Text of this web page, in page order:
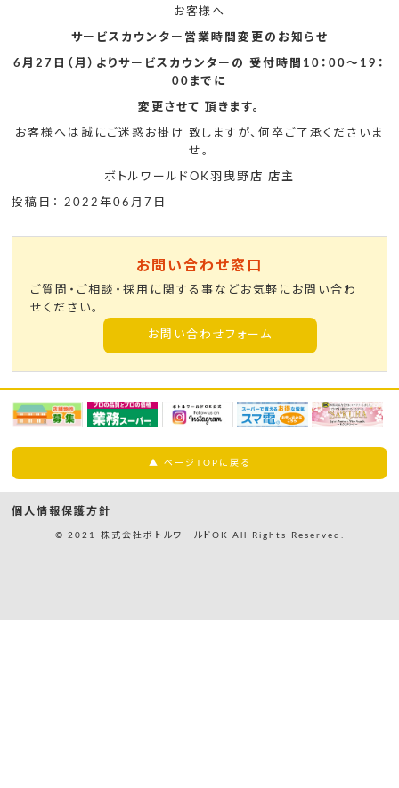
お客様へ
サービスカウンター営業時間変更のお知らせ
6月27日（月）よりサービスカウンターの 受付時間10：00～19：
00までに
変更させて 頂きます。
お客様へは誠にご迷惑お掛け 致しますが、何卒ご了承くださいま
せ。
ボトルワールドOK羽曳野店 店主
投稿日： 2022年06月7日
お問い合わせ窓口
ご質問・ご相談・採用に関する事などお気軽にお問い合わ
せください。
お問い合わせフォーム
▲ ページTOPに戻る
個人情報保護方針
© 2021 株式会社ボトルワールドOK All Rights Reserved.